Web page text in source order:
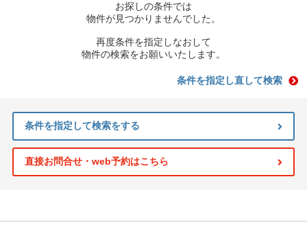
お探しの条件では
物件が見つかりませんでした。
再度条件を指定しなおして
物件の検索をお願いいたします。
条件を指定し直して検索
条件を指定して検索をする
直接お問合せ・web予約はこちら